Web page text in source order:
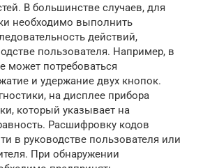
В большинстве случаев, для
необходимо выполнить
действий,
пользователя. Например, в
может потребоваться
и удержание двух кнопок.
на дисплее прибора
который указывает на
Расшифровку кодов
в руководстве пользователя или
При обнаружении